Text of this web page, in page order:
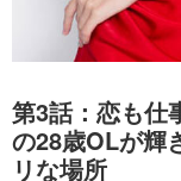
第3話：恋も仕
の28歳OLが輝
リな場所